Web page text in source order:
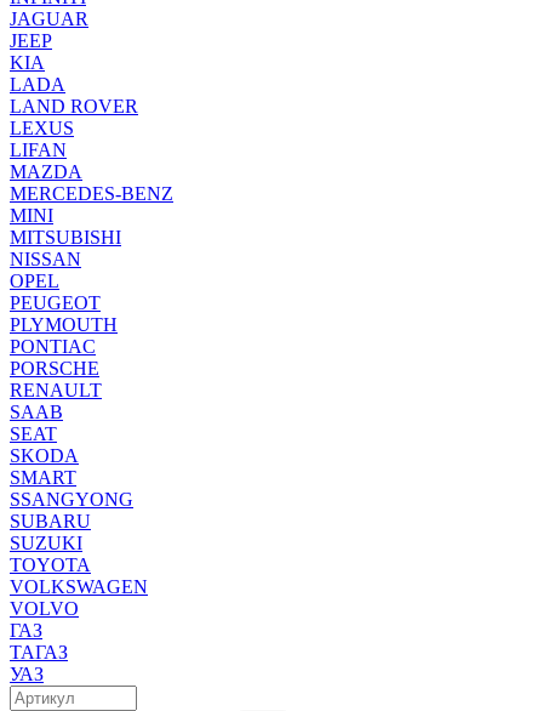
JAGUAR
JEEP
KIA
LADA
LAND ROVER
LEXUS
LIFAN
MAZDA
MERCEDES-BENZ
MINI
MITSUBISHI
NISSAN
OPEL
PEUGEOT
PLYMOUTH
PONTIAC
PORSCHE
RENAULT
SAAB
SEAT
SKODA
SMART
SSANGYONG
SUBARU
SUZUKI
TOYOTA
VOLKSWAGEN
VOLVO
ГАЗ
ТАГАЗ
УАЗ